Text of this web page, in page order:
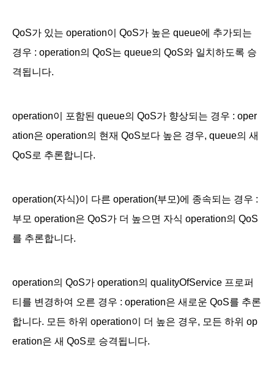
QoS가 있는 operation이 QoS가 높은 queue에 추가되는
경우 : operation의 QoS는 queue의 QoS와 일치하도록 승
격됩니다.
operation이 포함된 queue의 QoS가 향상되는 경우 : oper
ation은 operation의 현재 QoS보다 높은 경우, queue의 새
QoS로 추론합니다.
operation(자식)이 다른 operation(부모)에 종속되는 경우 :
부모 operation은 QoS가 더 높으면 자식 operation의 QoS
를 추론합니다.
operation의 QoS가 operation의 qualityOfService 프로퍼
티를 변경하여 오른 경우 : operation은 새로운 QoS를 추론
합니다. 모든 하위 operation이 더 높은 경우, 모든 하위 op
eration은 새 QoS로 승격됩니다.